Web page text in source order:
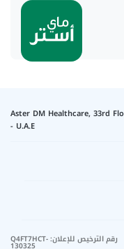
Aster DM Healthcare, 33rd
- U.A.E
رقم الترخيص للإعلان:
Q4FT7HCT-
130325